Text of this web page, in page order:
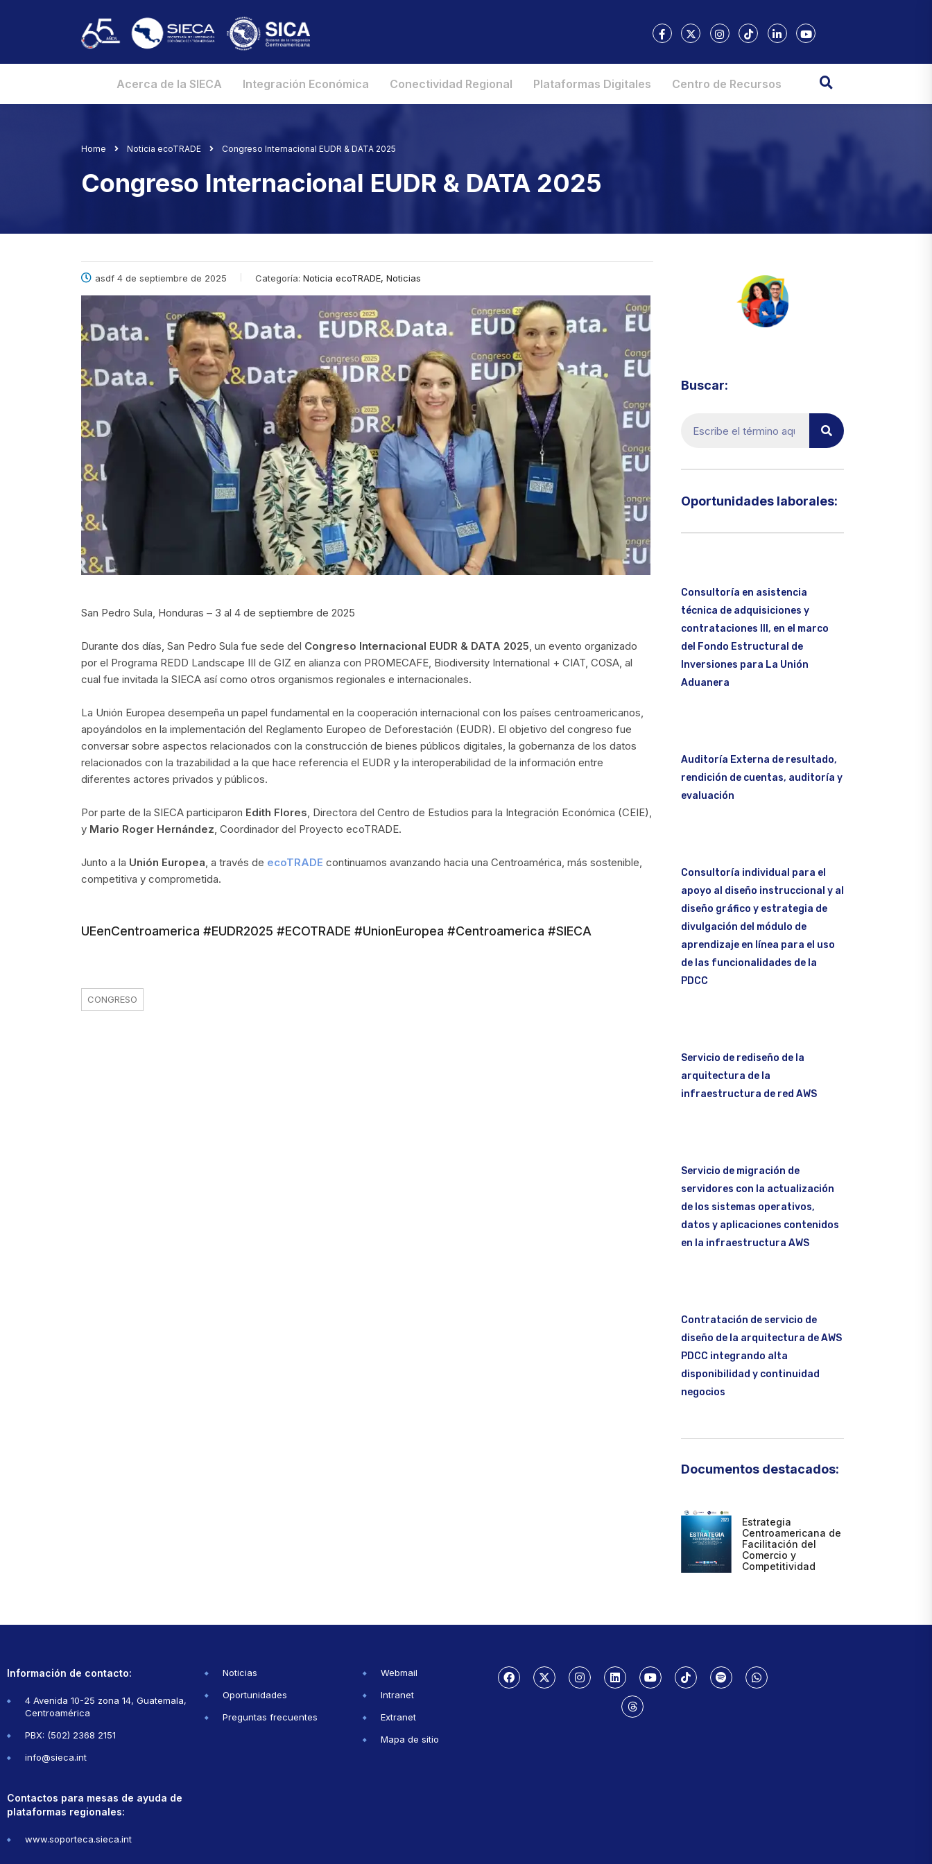
Acerca de la SIECA Integración Económica Conectividad Regional Plataformas Digitales Centro de Recursos
Home Noticia ecoTRADE Congreso Internacional EUDR & DATA 2025
Congreso Internacional EUDR & DATA 2025
asdf 4 de septiembre de 2025 Categoría: Noticia ecoTRADE, Noticias
San Pedro Sula, Honduras – 3 al 4 de septiembre de 2025
Durante dos días, San Pedro Sula fue sede del Congreso Internacional EUDR & DATA 2025, un evento organizado
por el Programa REDD Landscape III de GIZ en alianza con PROMECAFE, Biodiversity International + CIAT, COSA, al
cual fue invitada la SIECA así como otros organismos regionales e internacionales.
La Unión Europea desempeña un papel fundamental en la cooperación internacional con los países centroamericanos,
apoyándolos en la implementación del Reglamento Europeo de Deforestación (EUDR). El objetivo del congreso fue
conversar sobre aspectos relacionados con la construcción de bienes públicos digitales, la gobernanza de los datos
relacionados con la trazabilidad a la que hace referencia el EUDR y la interoperabilidad de la información entre
diferentes actores privados y públicos.
Por parte de la SIECA participaron Edith Flores, Directora del Centro de Estudios para la Integración Económica (CEIE),
y Mario Roger Hernández, Coordinador del Proyecto ecoTRADE.
Junto a la Unión Europea, a través de ecoTRADE continuamos avanzando hacia una Centroamérica, más sostenible,
competitiva y comprometida.
UEenCentroamerica #EUDR2025 #ECOTRADE #UnionEuropea #Centroamerica #SIECA
CONGRESO
Buscar:
Oportunidades laborales:​
Consultoría en asistencia
técnica de adquisiciones y
contrataciones III, en el marco
del Fondo Estructural de
Inversiones para La Unión
Aduanera
Auditoría Externa de resultado,
rendición de cuentas, auditoría y
evaluación
Consultoría individual para el
apoyo al diseño instruccional y al
diseño gráfico y estrategia de
divulgación del módulo de
aprendizaje en línea para el uso
de las funcionalidades de la
PDCC
Servicio de rediseño de la
arquitectura de la
infraestructura de red AWS
Servicio de migración de
servidores con la actualización
de los sistemas operativos,
datos y aplicaciones contenidos
en la infraestructura AWS
Contratación de servicio de
diseño de la arquitectura de AWS
PDCC integrando alta
disponibilidad y continuidad
negocios
Documentos destacados:
Estrategia
Centroamericana de
Facilitación del
Comercio y
Competitividad
Información de contacto:
4 Avenida 10-25 zona 14, Guatemala,
Centroamérica
PBX: (502) 2368 2151
info@sieca.int
Contactos para mesas de ayuda de
plataformas regionales:
www.soporteca.sieca.int
Noticias
Oportunidades
Preguntas frecuentes
Webmail
Intranet
Extranet
Mapa de sitio